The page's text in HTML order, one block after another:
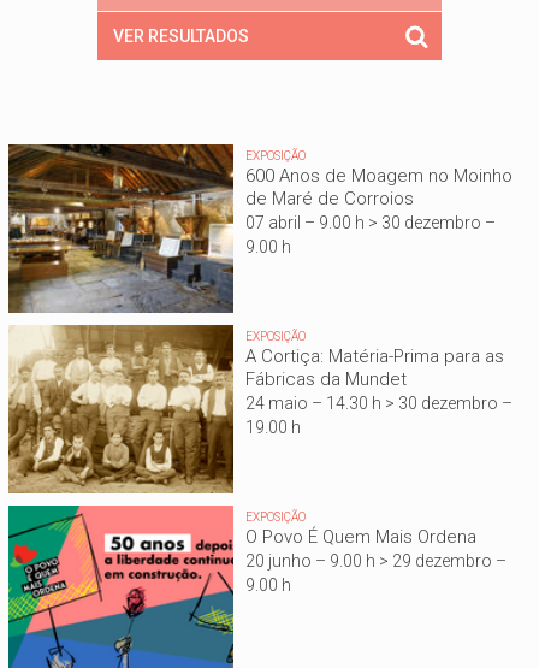
EXPOSIÇÃO
600 Anos de Moagem no Moinho
de Maré de Corroios
07 abril – 9.00 h > 30 dezembro –
9.00 h
EXPOSIÇÃO
A Cortiça: Matéria-Prima para as
Fábricas da Mundet
24 maio – 14.30 h > 30 dezembro –
19.00 h
EXPOSIÇÃO
O Povo É Quem Mais Ordena
20 junho – 9.00 h > 29 dezembro –
9.00 h